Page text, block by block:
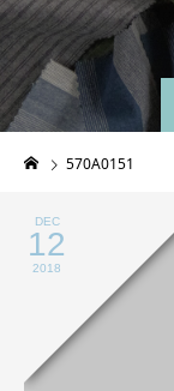
570A0151
DEC
12
2018